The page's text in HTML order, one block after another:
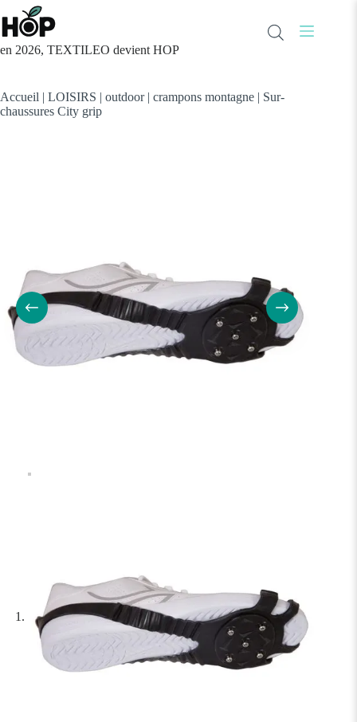
Passer
au
contenu
en 2026, TEXTILEO devient HOP
Accueil | LOISIRS | outdoor| crampons montagne | Sur-
chaussures City grip